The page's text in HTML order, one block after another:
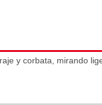
y corbata, mirando